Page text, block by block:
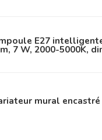
E27
7 W, 2000-5000K,
mural